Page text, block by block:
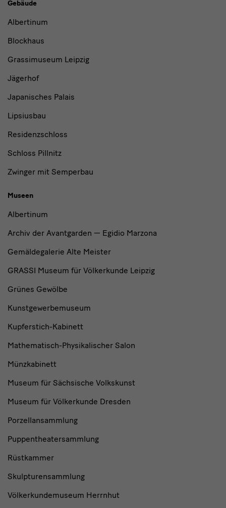
Museen
Institutionen
Gebäude
Albertinum
Blockhaus
Grassimuseum Leipzig
Jägerhof
Japanisches Palais
Lipsiusbau
Residenzschloss
Schloss Pillnitz
Zwinger mit Semperbau
Museen
Albertinum
Archiv der Avantgarden — Egidio Marzona
Gemäldegalerie Alte Meister
GRASSI Museum für Völkerkunde Leipzig
Grünes Gewölbe
Kunstgewerbemuseum
Kupferstich-Kabinett
Mathematisch-Physikalischer Salon
Münzkabinett
Museum für Sächsische Volkskunst
Museum für Völkerkunde Dresden
Porzellansammlung
Puppentheatersammlung
Rüstkammer
Skulpturensammlung
Völkerkundemuseum Herrnhut